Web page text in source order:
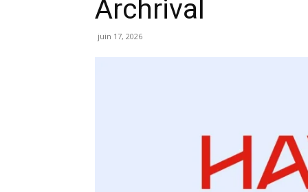
Archrival
juin 17, 2026